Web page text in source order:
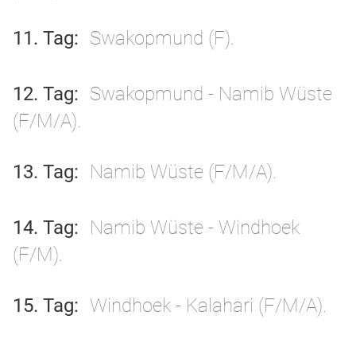
11. Tag Swakopmund (F).
12. Tag
Swakopmund - Namib Wüste
(F/M/A).
13. Tag Namib Wüste (F/M/A).
14. Tag
Namib Wüste - Windhoek
(F/M).
15. Tag Windhoek - Kalahari (F/M/A).